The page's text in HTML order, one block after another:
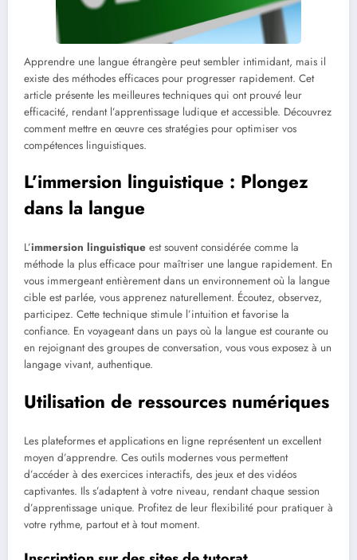
Apprendre une langue étrangère peut sembler intimidant, mais il
existe des méthodes efficaces pour progresser rapidement. Cet
article présente les meilleures techniques qui ont prouvé leur
efficacité, rendant l’apprentissage ludique et accessible. Découvrez
comment mettre en œuvre ces stratégies pour optimiser vos
compétences linguistiques.
L’immersion linguistique : Plongez
dans la langue
L’immersion linguistique est souvent considérée comme la
méthode la plus efficace pour maîtriser une langue rapidement. En
vous immergeant entièrement dans un environnement où la langue
cible est parlée, vous apprenez naturellement. Écoutez, observez,
participez. Cette technique stimule l’intuition et favorise la
confiance. En voyageant dans un pays où la langue est courante ou
en rejoignant des groupes de conversation, vous vous exposez à un
langage vivant, authentique.
Utilisation de ressources numériques
Les plateformes et applications en ligne représentent un excellent
moyen d’apprendre. Ces outils modernes vous permettent
d’accéder à des exercices interactifs, des jeux et des vidéos
captivantes. Ils s’adaptent à votre niveau, rendant chaque session
d’apprentissage unique. Profitez de leur flexibilité pour pratiquer à
votre rythme, partout et à tout moment.